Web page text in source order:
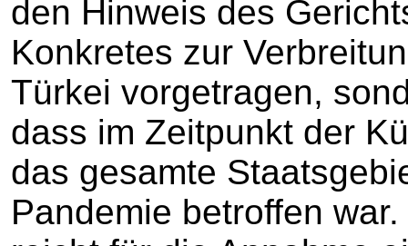
den Hinweis des
Konkretes zur
Türkei vorgetragen,
dass im Zeitpunkt der
das gesamte
Pandemie betroffen